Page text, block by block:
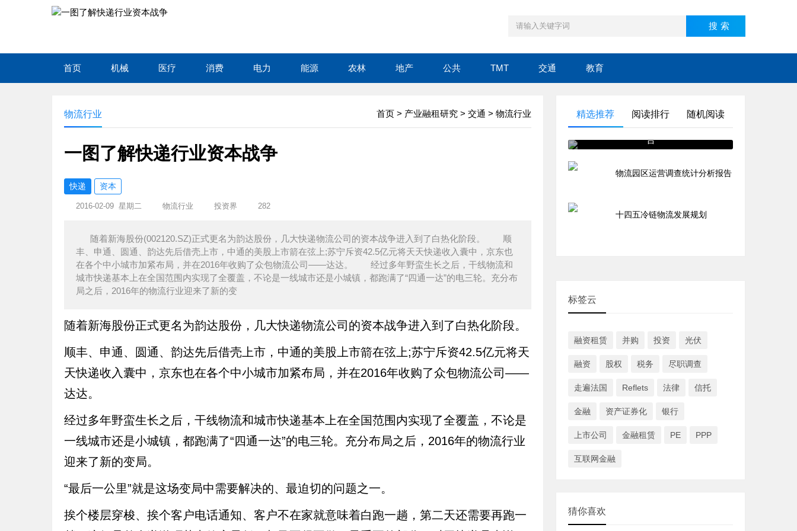
首页 机械 医疗 消费 电力 能源 农林 地产 公共 TMT 交通 教育
首页 > 产业融租研究 > 交通 > 物流行业
物流行业
一图了解快递行业资本战争
快递 资本
2016-02-09 星期二 物流行业 投资界 282
随着新海股份(002120.SZ)正式更名为韵达股份，几大快递物流公司的资本战争进入到了白热化阶段。 顺
丰、申通、圆通、韵达先后借壳上市，中通的美股上市箭在弦上;苏宁斥资42.5亿元将天天快递收入囊中，京东也
在各个中小城市加紧布局，并在2016年收购了众包物流公司——达达。 经过多年野蛮生长之后，干线物流和
城市快递基本上在全国范围内实现了全覆盖，不论是一线城市还是小城镇，都跑满了“四通一达”的电三轮。充分布
局之后，2016年的物流行业迎来了新的变
随着新海股份正式更名为韵达股份，几大快递物流公司的资本战争进入到了白热化阶段。
顺丰、申通、圆通、韵达先后借壳上市，中通的美股上市箭在弦上;苏宁斥资42.5亿元将天
天快递收入囊中，京东也在各个中小城市加紧布局，并在2016年收购了众包物流公司——
达达。
经过多年野蛮生长之后，干线物流和城市快递基本上在全国范围内实现了全覆盖，不论是
一线城市还是小城镇，都跑满了“四通一达”的电三轮。充分布局之后，2016年的物流行业
迎来了新的变局。
“最后一公里”就是这场变局中需要解决的、最迫切的问题之一。
挨个楼层穿梭、挨个客户电话通知、客户不在家就意味着白跑一趟，第二天还需要再跑一
精选推荐 阅读排行
随机阅读
物流园区运营调查统计分析报
告
物流园区运营调查统计分析报告
十四五冷链物流发展规划
标签云
融资租赁 并购 投资 光伏
融资 股权 税务 尽职调查
走遍法国 Reflets 法律 信托
金融 资产证券化 银行
上市公司 金融租赁 PE PPP
互联网金融
猜你喜欢